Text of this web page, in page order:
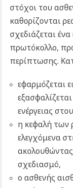
στόχοι του
καθορίζονται
σχεδιάζεται
πρωτόκολλο,
περίπτωσης.
εφαρμόζεται
ενέργειας
η κεφαλή των
ελεγχόμενα
σχεδιασμό,
ο ασθενής